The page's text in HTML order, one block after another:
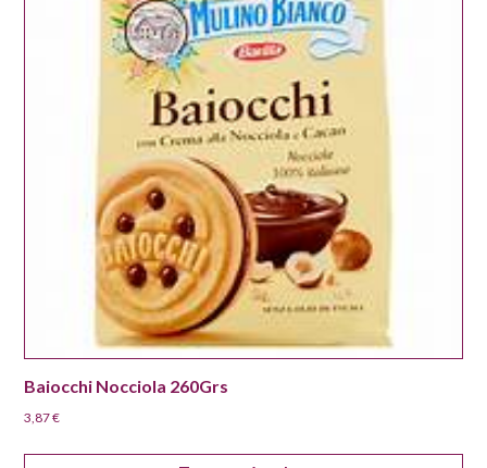
Baiocchi Nocciola 260Grs
3,87€